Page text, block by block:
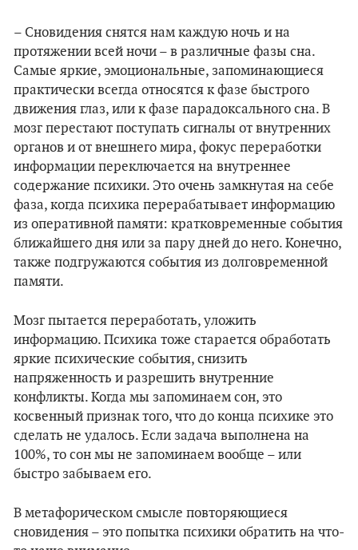
– Сновидения снятся нам каждую ночь и на
протяжении всей ночи – в различные фазы сна.
Самые яркие, эмоциональные, запоминающиеся
практически всегда относятся к фазе быстрого
движения глаз, или к фазе парадоксального сна. В
мозг перестают поступать сигналы от внутренних
органов и от внешнего мира, фокус переработки
информации переключается на внутреннее
содержание психики. Это очень замкнутая на себе
фаза, когда психика перерабатывает информацию
из оперативной памяти: кратковременные события
ближайшего дня или за пару дней до него. Конечно,
также подгружаются события из долговременной
памяти.
Мозг пытается переработать, уложить
информацию. Психика тоже старается обработать
яркие психические события, снизить
напряженность и разрешить внутренние
конфликты. Когда мы запоминаем сон, это
косвенный признак того, что до конца психике это
сделать не удалось. Если задача выполнена на
100%, то сон мы не запоминаем вообще – или
быстро забываем его.
В метафорическом смысле повторяющиеся
сновидения – это попытка психики обратить на что-